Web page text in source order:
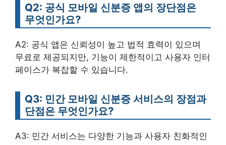
Q2: 공식 모바일 신분증 앱의 장단점은
무엇인가요?
A2: 공식 앱은 신뢰성이 높고 법적 효력이 있으며
무료로 제공되지만, 기능이 제한적이고 사용자 인터
페이스가 복잡할 수 있습니다.
Q3: 민간 모바일 신분증 서비스의 장점과
단점은 무엇인가요?
A3: 민간 서비스는 다양한 기능과 사용자 친화적인